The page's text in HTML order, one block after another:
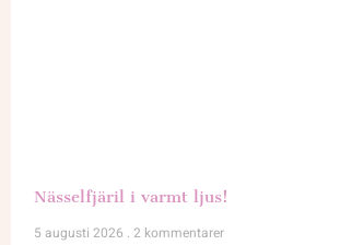
Nässelfjäril i varmt ljus!
5 augusti 2026 2 kommentarer